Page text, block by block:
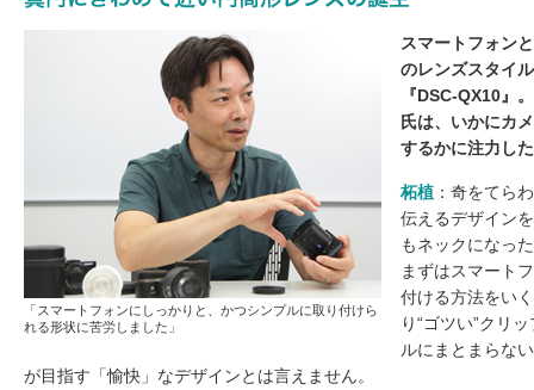
「スマートフォンにしっかりと、かつシンプルに取り付けら
れる形状に苦労しました」
スマートフォン
のレンズスタイ
『DSC-QX10』
氏は、いかにカ
するかに注力し
柘植 ：奇をてら
伝えるデザイン
もネックになっ
まずはスマート
付ける方法をい
り“ゴツい”クリ
ルにまとまらな
が目指す「愉快」なデザインとは言えません。